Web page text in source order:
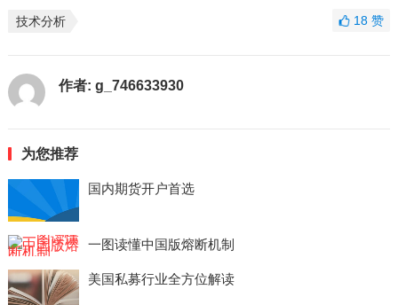
技术分析 18赞
作者: g_746633930
为您推荐
国内期货开户首选
一图读懂中国版熔断机制
美国私募行业全方位解读